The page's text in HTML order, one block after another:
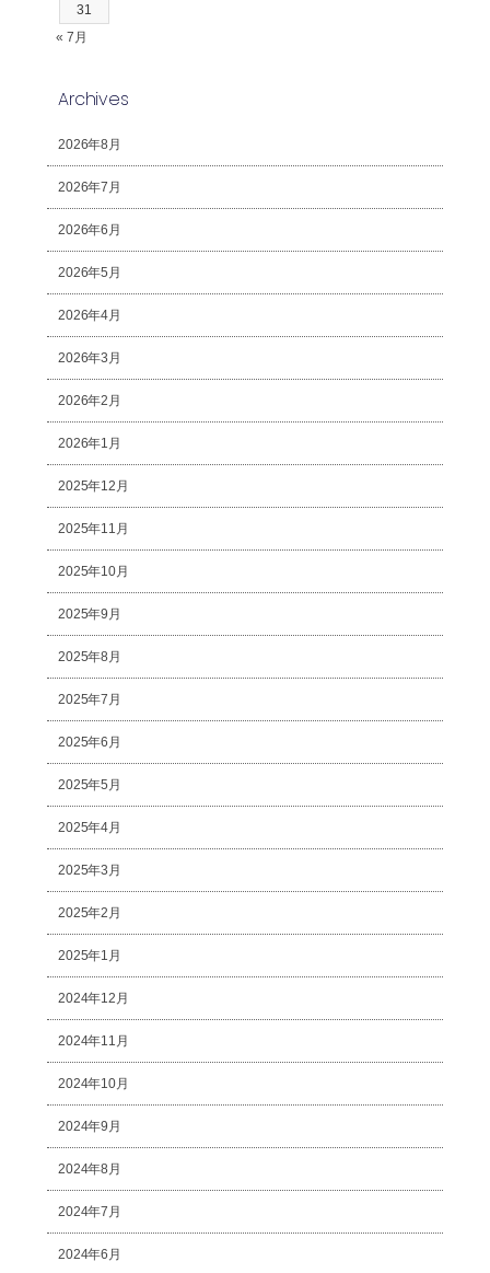
31
« 7月
Archives
2026年8月
2026年7月
2026年6月
2026年5月
2026年4月
2026年3月
2026年2月
2026年1月
2025年12月
2025年11月
2025年10月
2025年9月
2025年8月
2025年7月
2025年6月
2025年5月
2025年4月
2025年3月
2025年2月
2025年1月
2024年12月
2024年11月
2024年10月
2024年9月
2024年8月
2024年7月
2024年6月